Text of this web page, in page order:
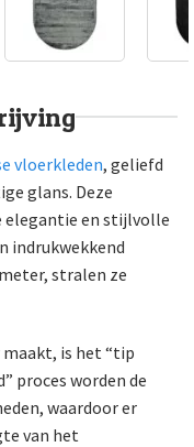
vloerkleden, geliefd
glans. Deze
elegantie en stijlvolle
indrukwekkend
stralen ze
is het “tip
proces worden de
waardoor er
van het